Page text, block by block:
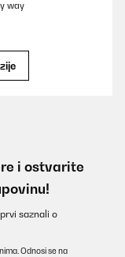
way
frissítésre az
és a retró
eléggé nagy
i ostvarite
saznali o
Odnosi se na